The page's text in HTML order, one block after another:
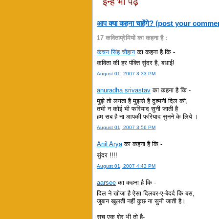
आप क्या कहना चाहेंगे? (post your
17 कविताप्रेमियों का कहना है :
कंचन सिंह चौहानका कहना है कि -
कविता की हर पंक्ति सुंदर है, बधाई!
August 01, 2007 3:33 PM
anuradha srivastav का कहना है कि -
मुझे तो लगता है मुझसे है दुश्मनी दिल की,
तभी न कोई भी फरियाद सुनी जाती है
हम सब है ना आपकी फरियाद सुनने के लिये ।
August 01, 2007 3:56 PM
Anil Aryaका कहना है कि -
सुंदर !!!!
August 01, 2007 4:43 PM
aarsee का कहना है कि -
दिल ने खोजा है ऐसा दिलवर-ए-बेदर्द कि बस,
जुबान खुलती नहीं कुछ ना सुनी जाती है।
सच एक शेर भी तो है-